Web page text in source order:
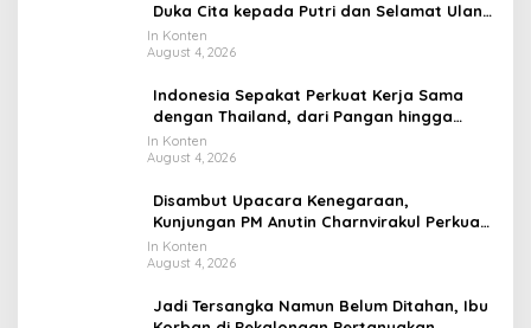
Duka Cita kepada Putri dan Selamat Ulang
Tahun ke Raja Thailand
In Konten
August 4, 2026
Indonesia Sepakat Perkuat Kerja Sama
dengan Thailand, dari Pangan hingga
Ekonomi Digital
In Konten
August 4, 2026
Disambut Upacara Kenegaraan,
Kunjungan PM Anutin Charnvirakul Perkuat
Hubungan Indonesia-Thailand
In Konten
August 4, 2026
Jadi Tersangka Namun Belum Ditahan, Ibu